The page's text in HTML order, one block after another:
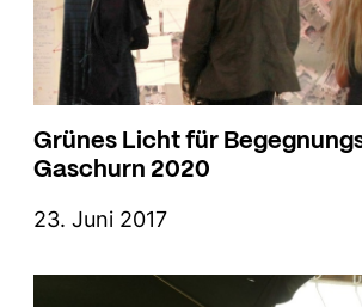
Grünes Licht für
Gaschurn 2020
23. Juni 2017